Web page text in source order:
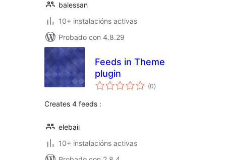
balessan
10+ instalacións activas
Probado con 4.8.29
Feeds in Theme
plugin
(0valoracións
totais
)
Creates 4 feeds :
elebail
10+ instalacións activas